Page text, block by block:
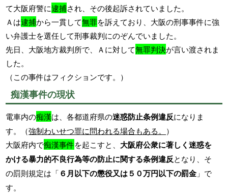
て大阪府警に逮捕され、その後起訴されていました。
Ａは逮捕から一貫して無罪を訴えており、大阪の刑事事件に強
い弁護士を選任して刑事裁判にのぞんでいました。
先日、大阪地方裁判所で、Ａに対して無罪判決が言い渡されま
した。
（この事件はフィクションです。）
痴漢事件の現状
電車内の痴漢は、各都道府県の迷惑防止条例違反になりま
す。（強制わいせつ罪に問われる場合もある。 ）
大阪府内で痴漢事件を起こすと、 大阪府公衆に著しく迷惑を
かける暴力的不良行為等の防止に関する条例違反となり、そ
の罰則規定は「６月以下の懲役又は５０万円以下の罰金 」で
す。